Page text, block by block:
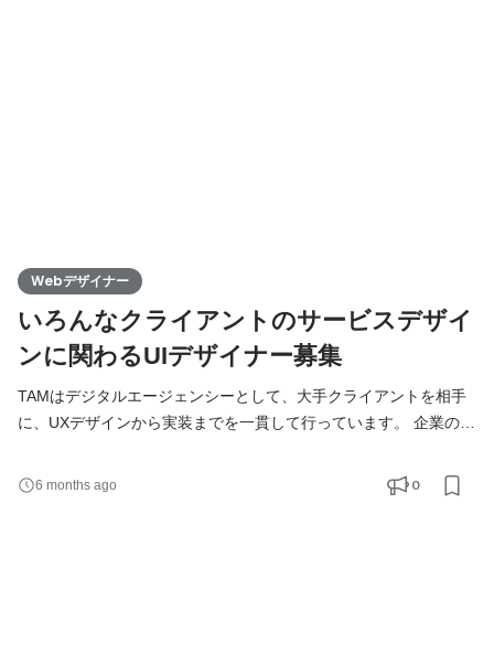
Webデザイナー
いろんなクライアントのサービスデザイ
ンに関わるUIデザイナー募集
TAMはデジタルエージェンシーとして、大手クライアントを相手
に、UXデザインから実装までを一貫して行っています。 企業のデ
ビスデザインを求められる機会が増えてきました。 今回はそうい
6 months ago 0